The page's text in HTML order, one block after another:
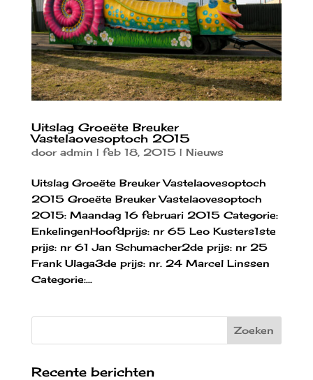
Uitslag Groeëte Breuker
Vastelaovesoptoch 2015
door admin | feb 18, 2015| Nieuws
Uitslag Groeëte Breuker Vastelaovesoptoch
2015 Groeëte Breuker Vastelaovesoptoch
2015: Maandag 16 februari 2015 Categorie:
EnkelingenHoofdprijs: nr 65 Leo Kusters1ste
prijs: nr 61 Jan Schumacher2de prijs: nr 25
Frank Ulaga3de prijs: nr. 24 Marcel Linssen​
Categorie:...
Recente berichten